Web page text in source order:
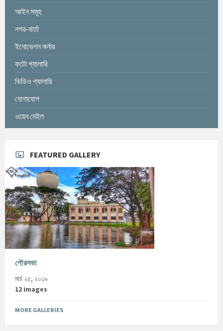
আইন সমূহ
নগর-বার্তা
ইনোভেশন কর্নার
ফটো গ্যালারি
ভিডিও গ্যালারি
যোগাযোগ
ওয়েব মেইল
FEATURED GALLERY
পৌরসভা
মার্চ ২৫, ২০১৯
12 images
MORE GALLERIES